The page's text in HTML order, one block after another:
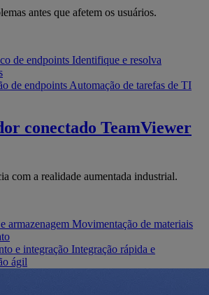
antes que afetem os usuários.
de endpoints Identifique e resolva
de endpoints Automação de tarefas de TI
conectado TeamViewer
com a realidade aumentada industrial.
armazenagem Movimentação de materiais
e integração Integração rápida e
ágil